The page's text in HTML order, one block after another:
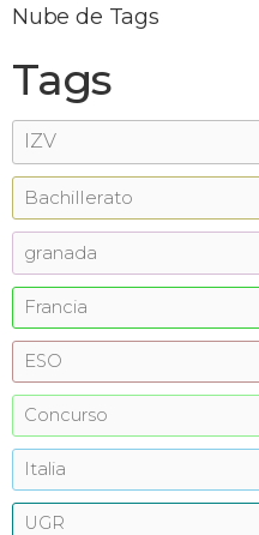
Nube de Tags
Tags
IZV
Bachillerato
granada
Francia
ESO
Concurso
Italia
UGR